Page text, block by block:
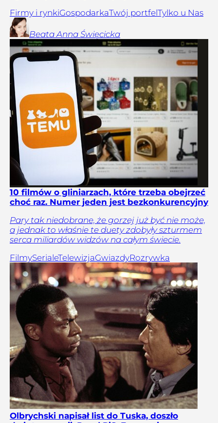
Firmy i rynkiGospodarkaTwój portfelTylko u Nas
Beata Anna Święcicka
10 filmów o gliniarzach, które trzeba obejrzeć
choć raz. Numer jeden jest bezkonkurencyjny
Pary tak niedobrane, że gorzej już być nie może,
a jednak to właśnie te duety zdobyły szturmem
serca miliardów widzów na całym świecie.
FilmySerialeTelewizjaGwiazdyRozrywka
Olbrychski napisał list do Tuska, doszło